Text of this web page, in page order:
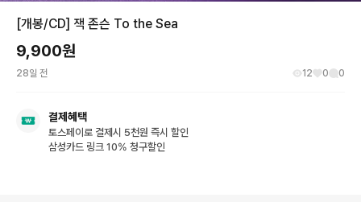
[개봉/CD] 잭 존슨 To the Sea
9,900원
28일 전 12 0 0
결제혜택
토스페이로 결제시 5천원 즉시 할인
삼성카드 링크 10% 청구할인